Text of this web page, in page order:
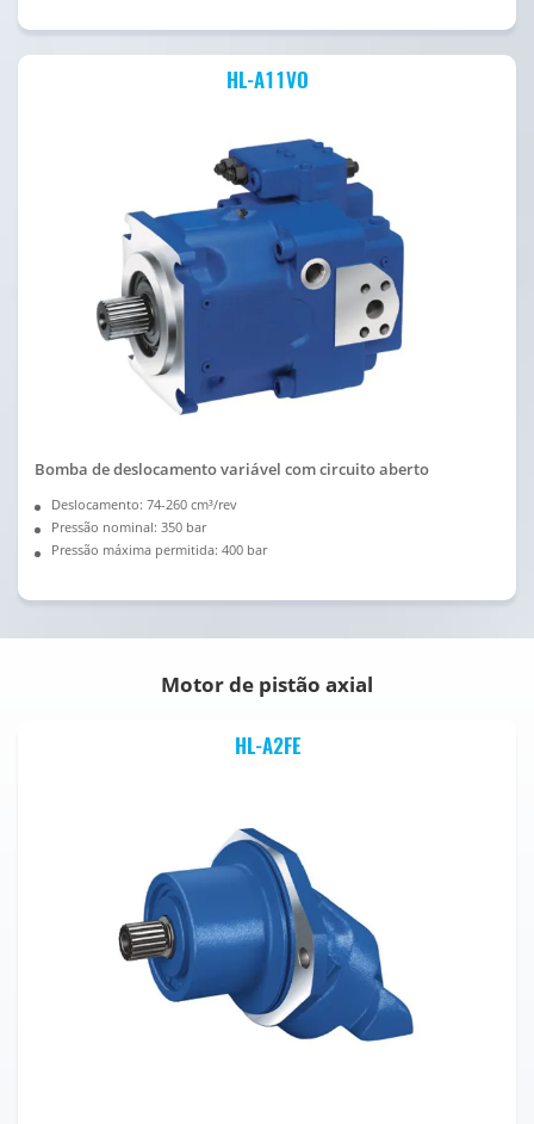
HL-A11VO
Bomba de deslocamento variável com circuito aberto
Deslocamento: 74-260 cm³/rev
Pressão nominal: 350 bar
Pressão máxima permitida: 400 bar
Motor de pistão axial
HL-A2FE